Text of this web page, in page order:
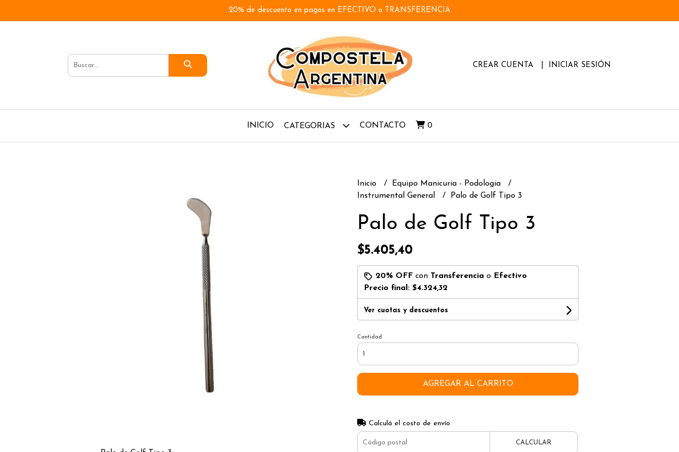
20% de descuento en pagos en EFECTIVO o TRANSFERENCIA
CREAR CUENTA INICIAR SESIÓN
INICIO CATEGORIAS CONTACTO 0
Inicio
Equipo Manicuria - Podologia
Instrumental General
Palo de Golf Tipo 3
Palo de Golf Tipo 3
$5.405,40
20% OFF con Transferencia o Efectivo
Precio final: $4.324,32
Ver cuotas y descuentos
Cantidad
AGREGAR AL CARRITO
Calculá el costo de envío
CALCULAR